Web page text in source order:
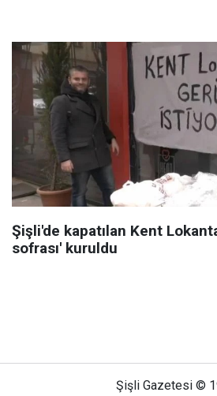
Şişli'de kapatılan Kent
sofrası' kuruldu
Şişli Gazetesi ©